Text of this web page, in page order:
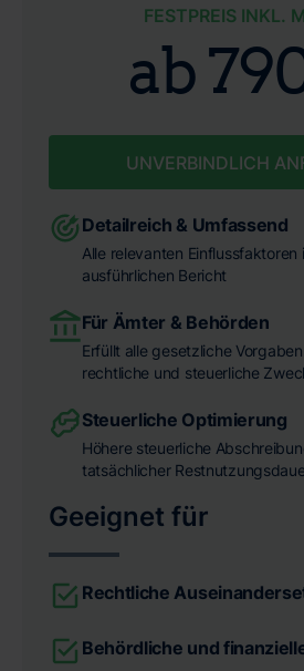
FESTPREIS INKL.
ab
UNVERBINDLICH
Detailreich & Umfassend
Alle relevanten Einflussfaktoren
ausführlichen Bericht
Für Ämter & Behörden
Erfüllt alle gesetzliche
rechtliche und steuerliche
Steuerliche Optimierung
Höhere steuerliche
tatsächlicher
Geeignet für
Rechtliche
Behördliche und